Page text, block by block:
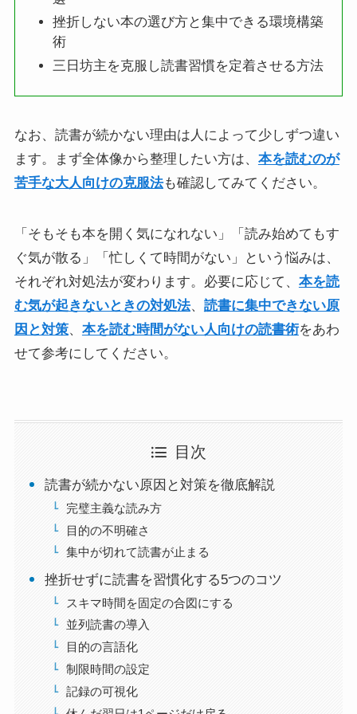
挫折しない本の選び方と集中できる環境構築
術
三日坊主を克服し読書習慣を定着させる方法
なお、読書が続かない理由は人によって少しずつ違い
ます。まず全体像から整理したい方は、 本を読むのが
苦手な大人向けの克服法も確認してみてください。
「そもそも本を開く気になれない」「読み始めてもす
ぐ気が散る」「忙しくて時間がない」という悩みは、
それぞれ対処法が変わります。必要に応じて、 本を読
む気が起きないときの対処法、 読書に集中できない原
因と対策、 本を読む時間がない人向けの読書術をあわ
せて参考にしてください。
目次
読書が続かない原因と対策を徹底解説
完璧主義な読み方
目的の不明確さ
集中が切れて読書が止まる
挫折せずに読書を習慣化する5つのコツ
スキマ時間を固定の合図にする
並列読書の導入
目的の言語化
制限時間の設定
記録の可視化